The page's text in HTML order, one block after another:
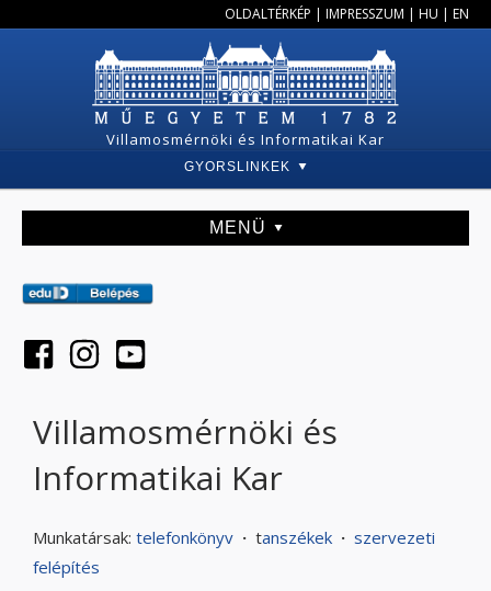
OLDALTÉRKÉP | IMPRESSZUM | HU | EN
Villamosmérnöki és Informatikai Kar
GYORSLINKEK
MENÜ
Villamosmérnöki és
Informatikai Kar
Munkatársak: telefonkönyv · tanszékek · szervezeti
felépítés